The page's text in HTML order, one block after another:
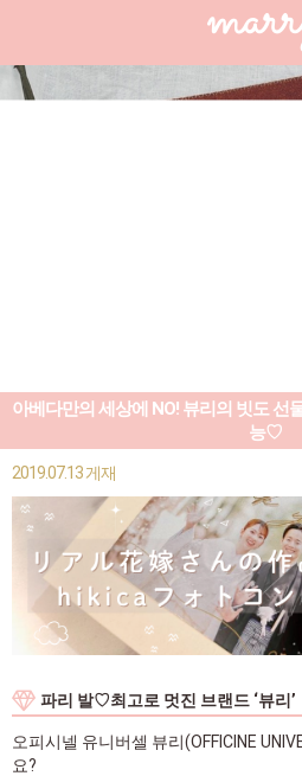
아베다만의 세상에 NO! 뷰리의 빗도 선
능♡
2019.07.13 게재
파리 발♡최고로 멋진 브랜드 ‘뷰리’
오피시넬 유니버셀 뷰리(OFFICINE
요?